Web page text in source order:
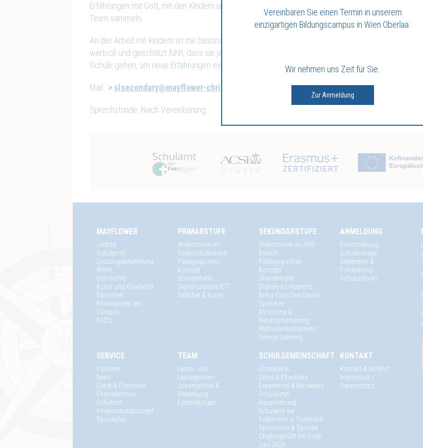
Erfahrungen mit Gott, mit den Kindern und mit einem wunderbaren
Team sammeln.
An der Arbeit mit Kindern ist mir besonders wichtig, dass sich jeder
wertvoll und geschätzt fühlt, dass sie jeden Morgen gerne in die
Schule gehen, um neue Erfahrungen mit ihren Kollegen und den Lehrer*innen machen zu dürfen.
Mail: slsecondary@mayflower-christian-academy.at
Sprechstunde: Nach Vereinbarung
MAYFLOWER
Leitbild
Schulprofil
Leistungsbeurteilung
Werte
Geschichte
Kunst und Kreativität
Bibliothek
Kindergarten am
Campus
FAQ's
PRIMARSTUFE
Willkommen im
Volksschulbereich
Pädagogisches
Konzept
Stundentafel
Digital Lifestyle ICT
NaMiBet & Kurse
SEKUNDARSTUFE
Willkommen im AHS-
Bereich
Pädagogisches
Konzept
Stundentafel
Digitale Kompetenz -
Bring Your Own Device
Sprachen
Mentoring &
Berufsorientierung
Methodenkompetenz
Service Learning
ANMELDUNG
Einschreibung
Schulbeiträge
Stipendien &
Fundraising
Schuluniform
SERVICE
Kalender
News
Gebet & Elterncafe
Elternstimmen
Schularzt
Kinderschutzkonzept
Speiseplan
TEAM
Lehrer- und
Leitungsteam
Jobangebote &
Bewerbung
Fortbildungen
SCHULGEMEINSCHAFT
Elternbeirat
Gebet & Elterncafe
Expertenrat & Netzwerke
Schulärztin
Hausordnung
Schulamt der
Freikirchen in Österreich
Sponsoren & Spender
Challenge Gift bis Ende
Juni 2026
KONTAKT
Kontakt & Anfahrt
Impressum /
Datenschutz
Vereinbaren Sie einen Termin in unserem
einzigartigen Bildungscampus in Wien Oberlaa.
Wir nehmen uns Zeit für Sie.
Zur Anmeldung